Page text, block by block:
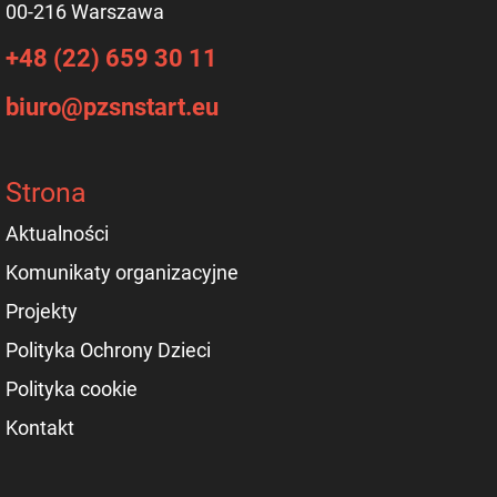
00-216 Warszawa
+48 (22) 659 30 11
biuro@pzsnstart.eu
Strona
Aktualności
Komunikaty organizacyjne
Projekty
Polityka Ochrony Dzieci
Polityka cookie
Kontakt